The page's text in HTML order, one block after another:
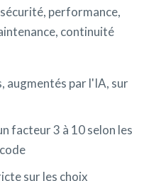
performance,
continuité
augmentés par l'IA, sur
facteur 3 à 10 selon les
sur les choix